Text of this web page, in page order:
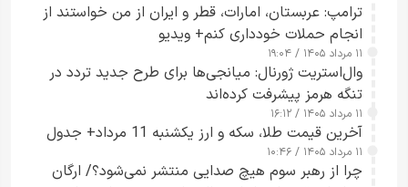
ترامپ: عربستان، امارات، قطر و ایران از من خواستند از
انجام حملات خودداری کنم+ ویدیو
۱۱ مرداد ۱۴۰۵ / ۱۹:۰۴
وال‌استریت ژورنال: میانجی‌ها برای طرح جدید تردد در
تنگه هرمز پیشرفت کرده‌اند
۱۱ مرداد ۱۴۰۵ / ۱۶:۱۲
آخرین قیمت طلا، سکه و ارز یکشنبه 11 مرداد+ جدول
۱۱ مرداد ۱۴۰۵ / ۱۰:۴۶
چرا از رهبر سوم هیچ صدایی منتشر نمی‌شود؟/ ارگان